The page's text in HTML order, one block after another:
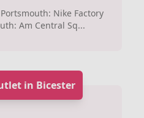
Nike Factory
Am Central Sq...
in Bicester